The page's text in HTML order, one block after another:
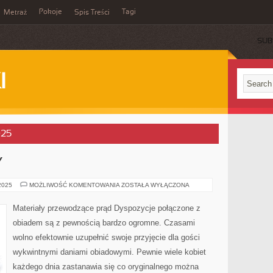
Metraż Pokoje Spis Treści Tagi
MOŻLIWOŚĆ KOMENTOWANIA FORMA
ZOSTAŁA WYŁĄCZONA
Materiały przewodzące prąd Dyspozycje połączone z
obiadem są z pewnością bardzo ogromne. Czasami
wolno efektownie uzupełnić swoje przyjęcie dla gości
wykwintnymi daniami obiadowymi. Pewnie wiele kobiet
każdego dnia zastanawia się co oryginalnego można